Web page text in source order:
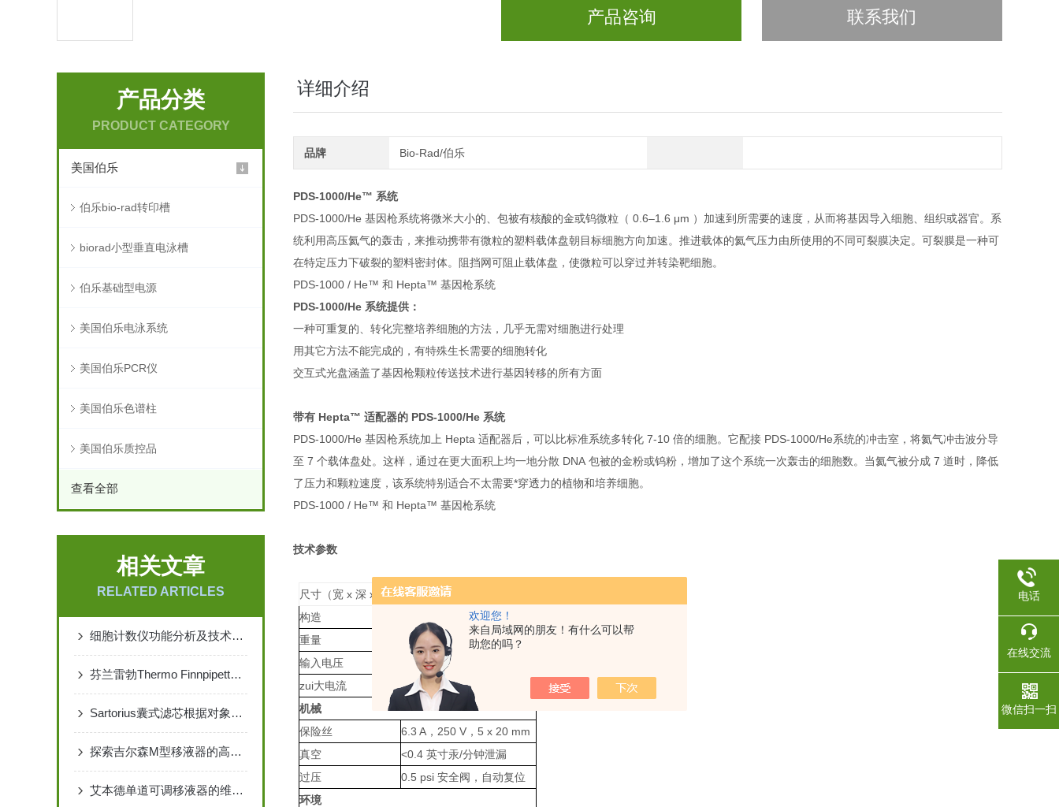
欢迎您！
来自局域网的朋友！有什么可以帮
助您的吗？
产品咨询 联系我们
产品分类
PRODUCT CATEGORY
美国伯乐
伯乐bio-rad转印槽
biorad小型垂直电泳槽
伯乐基础型电源
美国伯乐电泳系统
美国伯乐PCR仪
美国伯乐色谱柱
美国伯乐质控品
查看全部
相关文章
RELATED ARTICLES
细胞计数仪功能分析及技术特点
芬兰雷勃Thermo Finnpipette移液器的分类
Sartorius囊式滤芯根据对象不同的特性
探索吉尔森M型移液器的高效设计与应用
艾本德单道可调移液器的维护保养
详细介绍
品牌 Bio-Rad/伯乐
PDS-1000/He™ 系统
PDS-1000/He 基因枪系统将微米大小的、包被有核酸的金或钨微粒（ 0.6–1.6 μm ）加速到所需要的速度，从而将基因导入细胞、组织或器官。系
统利用高压氦气的轰击，来推动携带有微粒的塑料载体盘朝目标细胞方向加速。推进载体的氦气压力由所使用的不同可裂膜决定。可裂膜是一种可
在特定压力下破裂的塑料密封体。阻挡网可阻止载体盘，使微粒可以穿过并转染靶细胞。
PDS-1000 / He™ 和 Hepta™ 基因枪系统
PDS-1000/He 系统提供：
一种可重复的、转化完整培养细胞的方法，几乎无需对细胞进行处理
用其它方法不能完成的，有特殊生长需要的细胞转化
交互式光盘涵盖了基因枪颗粒传送技术进行基因转移的所有方面
带有 Hepta™ 适配器的 PDS-1000/He 系统
PDS-1000/He 基因枪系统加上 Hepta 适配器后，可以比标准系统多转化 7-10 倍的细胞。它配接 PDS-1000/He系统的冲击室，将氦气冲击波分导
至 7 个载体盘处。这样，通过在更大面积上均一地分散 DNA 包被的金粉或钨粉，增加了这个系统一次轰击的细胞数。当氦气被分成 7 道时，降低
了压力和颗粒速度，该系统特别适合不太需要*穿透力的植物和培养细胞。
PDS-1000 / He™ 和 Hepta™ 基因枪系统
技术参数
尺寸（宽 x 深 x 高）29 x 25.5 x 47.5 cm
构造
铝、ABS 塑料和丙烯酸机架
重量
15 公斤
输入电压
100–120 VAC，50–60 Hz
zui大电流
<5 A
机械
保险丝
6.3 A，250 V，5 x 20 mm
真空
<0.4 英寸汞/分钟泄漏
过压
0.5 psi 安全阀，自动复位
环境
电话
在线交流
微信扫一扫